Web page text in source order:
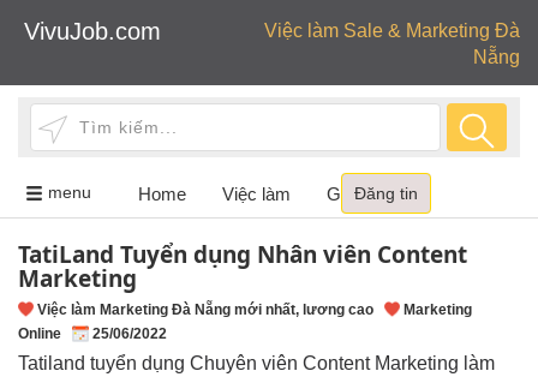
VivuJob.com
Việc làm Sale & Marketing Đà
Nẵng
menu Toggle
navigation
Home Việc làm Giới thiệu
Đăng tin
TatiLand Tuyển dụng Nhân viên Content
Marketing
Việc làm Marketing Đà Nẵng mới nhất, lương cao
Marketing
Online
25/06/2022
Tatiland tuyển dụng Chuyên viên Content Marketing làm